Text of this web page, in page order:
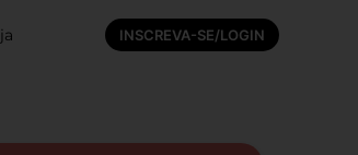
INSCREVA-SE/LOGIN